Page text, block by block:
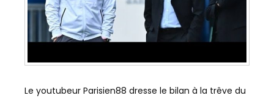
Le youtubeur Parisien88 dresse le bilan à la trêve du